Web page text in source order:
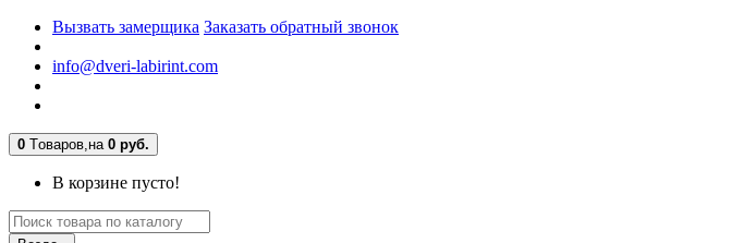
Вызвать замерщика Заказать обратный звонок
info@dveri-labirint.com
0 Tоваров,на 0 руб.
В корзине пусто!